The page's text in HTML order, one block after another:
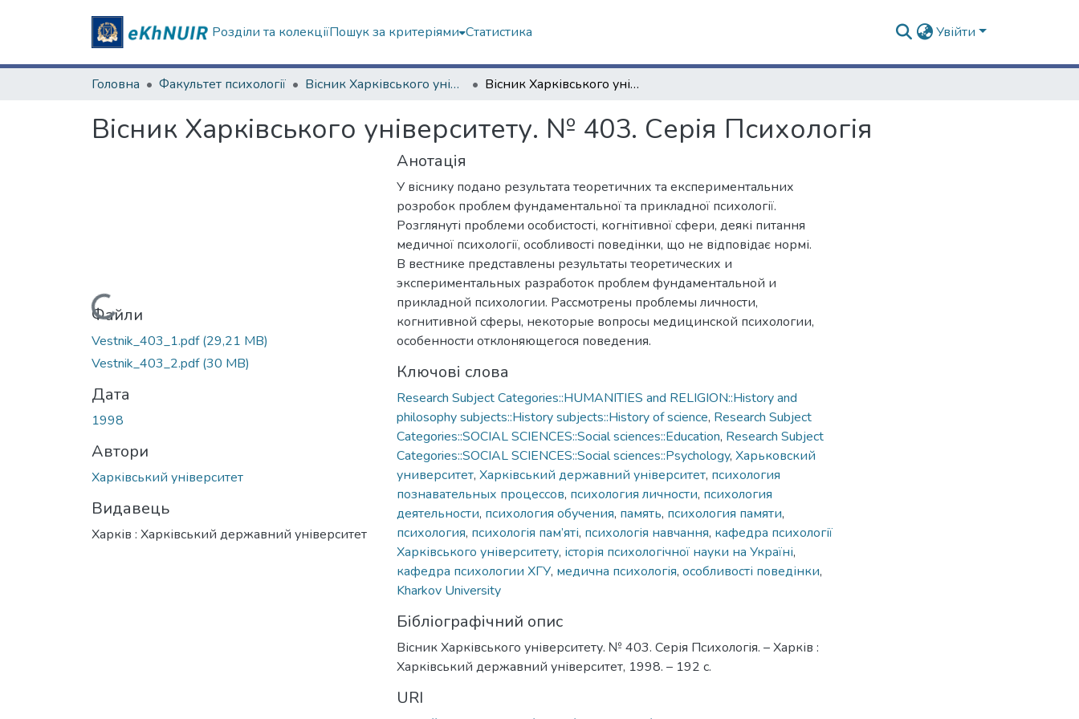
Розділи та колекціїПошук за критеріями Статистика Увійти
Головна Факультет психології Вісник Харківського університету. Серія "Психологія" Вісник Харківського університету. № 403. Серія Психологія
Вісник Харківського університету. № 403. Серія Психологія
Вантажиться...
Файли
Vestnik_403_1.pdf(29,21 MB)
Vestnik_403_2.pdf(30 MB)
Дата
1998
Автори
Харківський університет
Видавець
Харків : Харківський державний університет
Анотація
У віснику подано результата теоретичних та експериментальних
розробок проблем фундаментальної та прикладної психології.
Розглянуті проблеми особистості, когнітивної сфери, деякі питання
медичної психології, особливості поведінки, що не відповідає нормі.
В вестнике представлены результаты теоретических и
экспериментальных разработок проблем фундаментальной и
прикладной психологии. Рассмотрены проблемы личности,
когнитивной сферы, некоторые вопросы медицинской психологии,
особенности отклоняющегося поведения.
Ключові слова
Research Subject Categories::HUMANITIES and RELIGION::History and
philosophy subjects::History subjects::History of science, Research Subject
Categories::SOCIAL SCIENCES::Social sciences::Education, Research Subject
Categories::SOCIAL SCIENCES::Social sciences::Psychology, Харьковский
университет, Харківський державний університет, психология
познавательных процессов, психология личности, психология
деятельности, психология обучения, память, психология памяти,
психология, психологія пам’яті, психологія навчання, кафедра психології
Харківського університету, історія психологічної науки на Україні,
кафедра психологии ХГУ, медична психологія, особливості поведінки,
Kharkov University
Бібліографічний опис
Вісник Харківського університету. № 403. Серія Психологія. – Харків :
Харківський державний університет, 1998. – 192 с.
URI